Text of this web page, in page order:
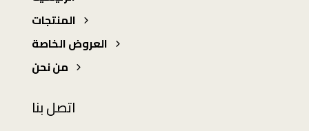
اتصل بنا